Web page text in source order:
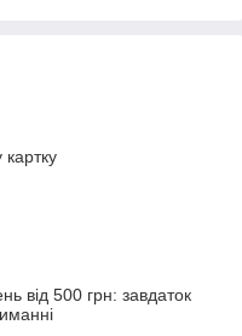
від 500 грн: завдаток